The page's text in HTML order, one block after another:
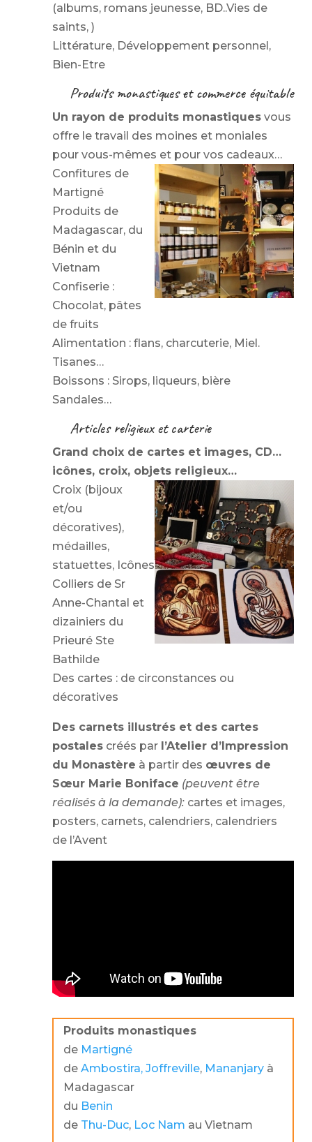
(albums, romans jeunesse, BD..Vies de
saints, )
Littérature, Développement personnel,
Bien-Etre
Produits monastiques et commerce équitable
Un rayon de produits monastiques vous
offre le travail des moines et moniales
pour vous-mêmes et pour vos cadeaux…
Confitures de
Martigné
Produits de
Madagascar, du
Bénin et du
Vietnam
Confiserie :
Chocolat, pâtes
de fruits
Alimentation : flans, charcuterie, Miel.
Tisanes…
Boissons : Sirops, liqueurs, bière
Sandales…
Articles religieux et carterie
Grand choix de cartes et images, CD…
icônes, croix, objets religieux…
Croix (bijoux
et/ou
décoratives),
médailles,
statuettes, Icônes
Colliers de Sr
Anne-Chantal et
dizainiers du
Prieuré Ste
Bathilde
Des cartes : de circonstances ou
décoratives
Des carnets illustrés et des cartes
postales créés par l’Atelier d’Impression
du Monastère à partir des œuvres de
Sœur Marie Boniface (peuvent être
réalisés à la demande): cartes et images,
posters, carnets, calendriers, calendriers
de l’Avent
Produits monastiques
de Martigné
de Ambostira, Joffreville, Mananjary à
Madagascar
du Benin
de Thu-Duc, Loc Nam au Vietnam